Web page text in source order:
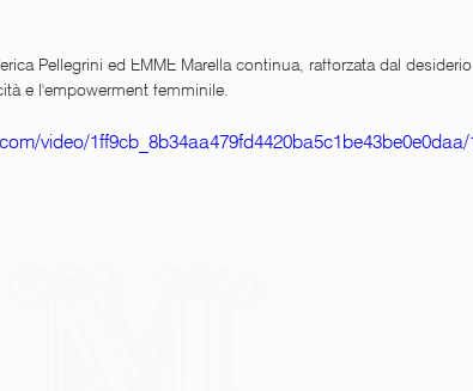
Pellegrini ed EMME Marella continua, rafforzata dal
e l'empowerment femminile.
video/